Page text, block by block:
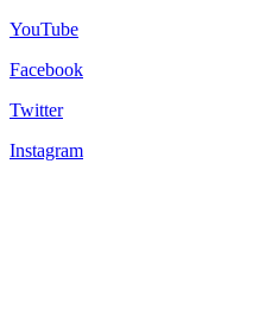
YouTube
Facebook
Twitter
Instagram